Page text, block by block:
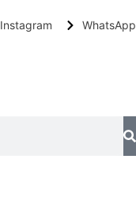
Instagram WhatsApp